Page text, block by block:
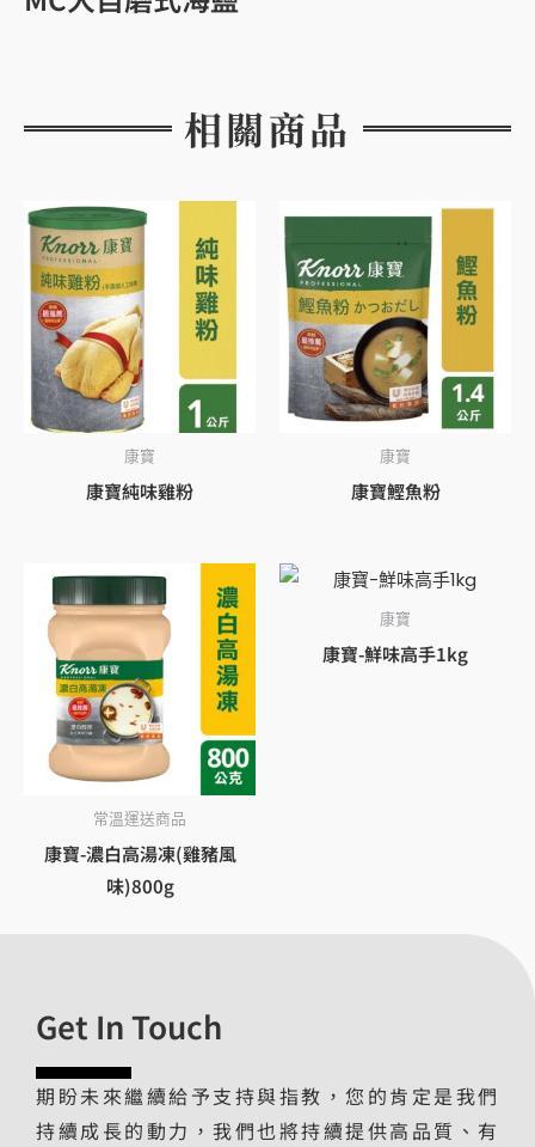
相關商品
康寶
康寶純味雞粉
康寶
康寶鰹魚粉
常溫運送商品
康寶-濃白高湯凍(雞豬風
味)800g
康寶
康寶-鮮味高手1kg
Get In Touch
期盼未來繼續給予支持與指教，您的肯定是我們
持續成長的動力，我們也將持續提供高品質、有